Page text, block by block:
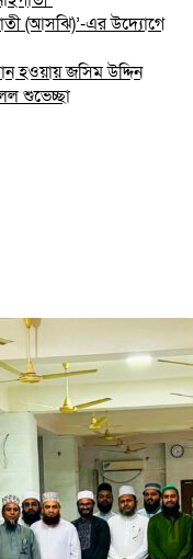
(আসঝি)’-এর উদ্যোগে
হওয়ায় জসিম উদ্দিন
শুভেচ্ছা